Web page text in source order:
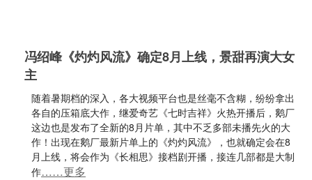
冯绍峰《灼灼风流》确定8月上线，景甜再演大女
主
随着暑期档的深入，各大视频平台也是丝毫不含糊，纷纷拿出
各自的压箱底大作，继爱奇艺《七时吉祥》火热开播后，鹅厂
这边也是发布了全新的8月片单，其中不乏多部未播先火的大
作！出现在鹅厂最新片单上的《灼灼风流》，也就确定会在8
月上线，将会作为《长相思》接档剧开播，接连几部都是大制
作……更多